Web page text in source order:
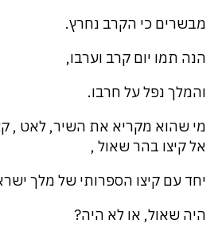
מבשרים כי הקרב נחרץ.
הנה תמו יום קרב וערבו,
והמלך נפל על חרבו.
מי שהוא מקריא את השיר, לאט ,
אל קיצו בהר שאול ,
יחד עם קיצו הספרותי של מלך
היה שאול, או לא היה?